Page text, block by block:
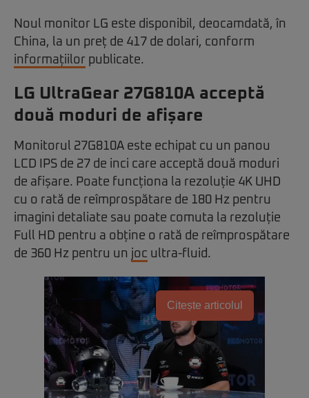
Noul monitor LG este disponibil, deocamdată, în
China, la un preț de 417 de dolari, conform
informațiilor publicate.
LG UltraGear 27G810A acceptă
două moduri de afișare
Monitorul 27G810A este echipat cu un panou
LCD IPS de 27 de inci care acceptă două moduri
de afișare. Poate funcționa la rezoluție 4K UHD
cu o rată de reîmprospătare de 180 Hz pentru
imagini detaliate sau poate comuta la rezoluție
Full HD pentru a obține o rată de reîmprospătare
de 360 Hz pentru un joc ultra-fluid.
Citește articolul